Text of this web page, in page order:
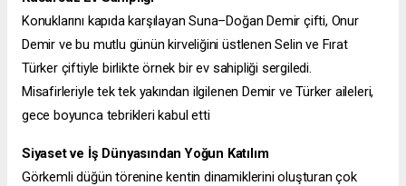
Konuklarını kapıda karşılayan Suna–Doğan Demir çifti, Onur
Demir ve bu mutlu günün kirveliğini üstlenen Selin ve Fırat
Türker çiftiyle birlikte örnek bir ev sahipliği sergiledi.
Misafirleriyle tek tek yakından ilgilenen Demir ve Türker aileleri,
gece boyunca tebrikleri kabul etti
Siyaset ve İş Dünyasından Yoğun Katılım
Görkemli düğün törenine kentin dinamiklerini oluşturan çok